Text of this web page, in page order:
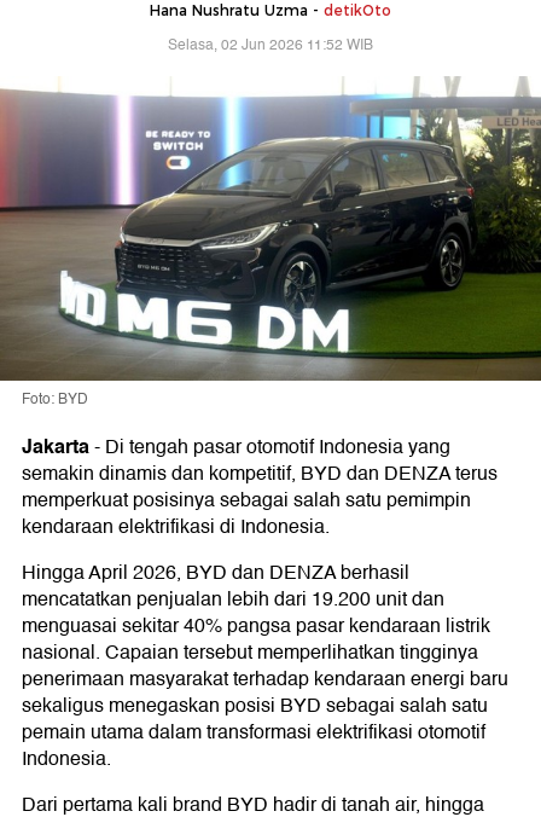
Hana Nushratu Uzma - detikOto
Selasa, 02 Jun 2026 11:52 WIB
Foto: BYD
Jakarta-Di tengah pasar otomotif Indonesia yang
semakin dinamis dan kompetitif, BYD dan DENZA terus
memperkuat posisinya sebagai salah satu pemimpin
kendaraan elektrifikasi di Indonesia.
Hingga April 2026, BYD dan DENZA berhasil
mencatatkan penjualan lebih dari 19.200 unit dan
menguasai sekitar 40% pangsa pasar kendaraan listrik
nasional. Capaian tersebut memperlihatkan tingginya
penerimaan masyarakat terhadap kendaraan energi baru
sekaligus menegaskan posisi BYD sebagai salah satu
pemain utama dalam transformasi elektrifikasi otomotif
Indonesia.
Dari pertama kali brand BYD hadir di tanah air, hingga